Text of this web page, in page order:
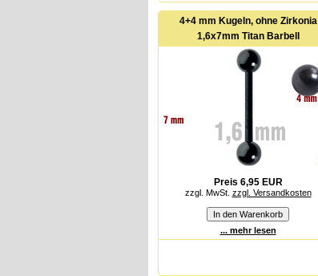
4+4 mm Kugeln, ohne Zirkonia
1,6x7mm Titan Barbell
Preis 6,95 EUR
zzgl. MwSt. zzgl. Versandkosten
... mehr lesen